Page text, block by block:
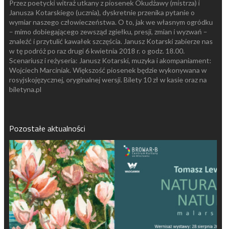
Przez poetycki witraż utkany z piosenek Okudżawy (mistrza) i
Janusza Kotarskiego (ucznia), dyskretnie przenika pytanie o
wymiar naszego człowieczeństwa. O to, jak we własnym ogródku
– mimo dobiegającego zewsząd zgiełku, presji, zmian i wyzwań –
znaleźć i przytulić kawałek szczęścia. Janusz Kotarski zabierze nas
w tę podróż po raz drugi 6 kwietnia 2018 r. o godz. 18.00.
Scenariusz i reżyseria: Janusz Kotarski, muzyka i akompaniament:
Wojciech Marciniak. Większość piosenek będzie wykonywana w
rosyjskojęzycznej, oryginalnej wersji. Bilety 10 zł w kasie oraz na
biletyna.pl
Pozostałe aktualności